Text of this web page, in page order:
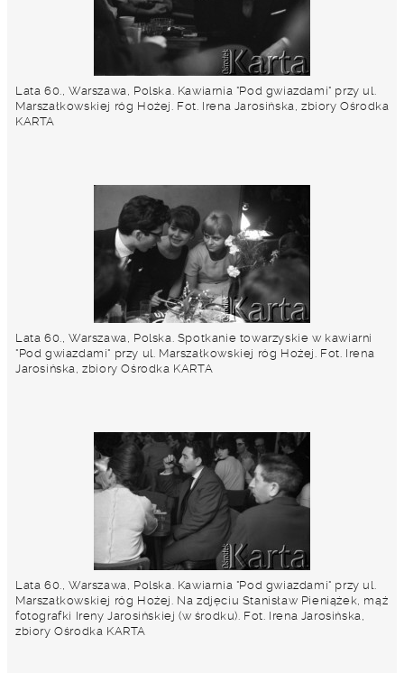
Lata 60., Warszawa, Polska. Kawiarnia "Pod gwiazdami" przy ul.
Marszałkowskiej róg Hożej. Fot. Irena Jarosińska, zbiory Ośrodka
KARTA
Lata 60., Warszawa, Polska. Spotkanie towarzyskie w kawiarni
"Pod gwiazdami" przy ul. Marszałkowskiej róg Hożej. Fot. Irena
Jarosińska, zbiory Ośrodka KARTA
Lata 60., Warszawa, Polska. Kawiarnia "Pod gwiazdami" przy ul.
Marszałkowskiej róg Hożej. Na zdjęciu Stanisław Pieniążek, mąż
fotografki Ireny Jarosińskiej (w środku). Fot. Irena Jarosińska,
zbiory Ośrodka KARTA